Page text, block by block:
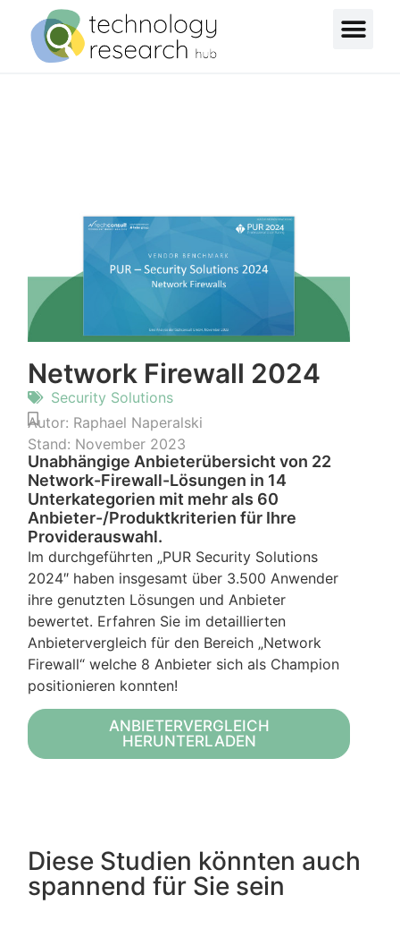
Network Firewall 2024
Security Solutions
Autor: Raphael Naperalski
Stand: November 2023
Unabhängige Anbieterübersicht von 22
Network-Firewall-Lösungen in 14
Unterkategorien mit mehr als 60
Anbieter-/Produktkriterien für Ihre
Providerauswahl.
Im durchgeführten „PUR Security Solutions
2024″ haben insgesamt über 3.500 Anwender
ihre genutzten Lösungen und Anbieter
bewertet. Erfahren Sie im detaillierten
Anbietervergleich für den Bereich „Network
Firewall“ welche 8 Anbieter sich als Champion
positionieren konnten!
ANBIETERVERGLEICH
HERUNTERLADEN
Diese Studien könnten auch
spannend für Sie sein